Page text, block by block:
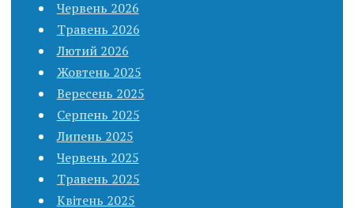
Червень 2026
Травень 2026
Лютий 2026
Жовтень 2025
Вересень 2025
Серпень 2025
Липень 2025
Червень 2025
Травень 2025
Квітень 2025